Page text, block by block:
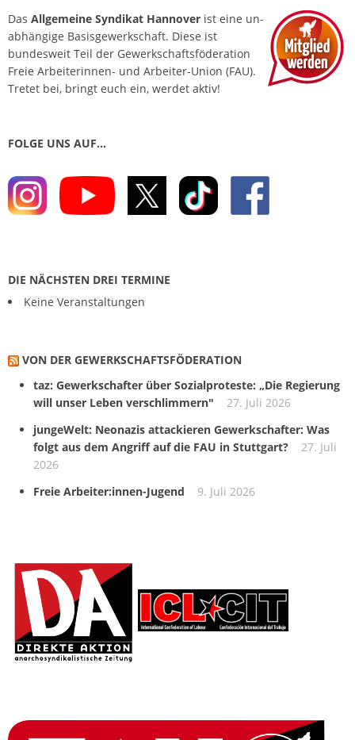
Das Allgemeine Syndikat Hannover ist eine un­
abhängige Basis­gewerkschaft. Diese ist
bundesweit Teil der Gewerkschafts­föderation
Freie Arbeiterinnen- und Arbeiter-Union (FAU).
Tretet bei, bringt euch ein, werdet aktiv!
FOLGE UNS AUF…
DIE NÄCHSTEN DREI TERMINE
Keine Veranstaltungen
VON DER GEWERKSCHAFTS­FÖDERATION
taz: Gewerkschafter über Sozialproteste: „Die Regierung
will unser Leben verschlimmern"
27. Juli 2026
jungeWelt: Neonazis attackieren Gewerkschafter: Was
folgt aus dem Angriff auf die FAU in Stuttgart?
27. Juli
2026
Freie Arbeiter:innen-Jugend
9. Juli 2026